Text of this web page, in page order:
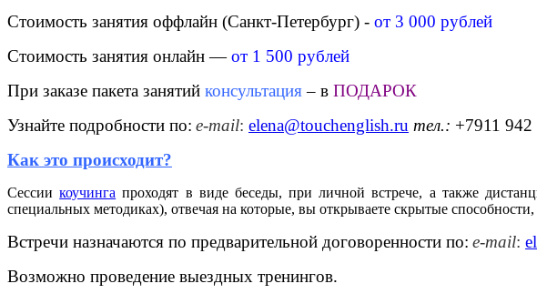
Стоимость занятия оффлайн (Санкт-Петербург) - от 3 000 рублей
Стоимость занятия онлайн —от 1 500 рублей
При заказе пакета занятий консультация– в ПОДАРОК
Узнайте подробности по: e-mail: elena@touchenglish.ru тел.: +7911
Как это происходит?
Сессиикоучинга проходят в виде беседы, при личной встрече, а также
специальных методиках), отвечая на которые, вы открываете скрытые
Встречи назначаются по предварительной договоренности по: e-mail:
Возможно проведение выездных тренингов.